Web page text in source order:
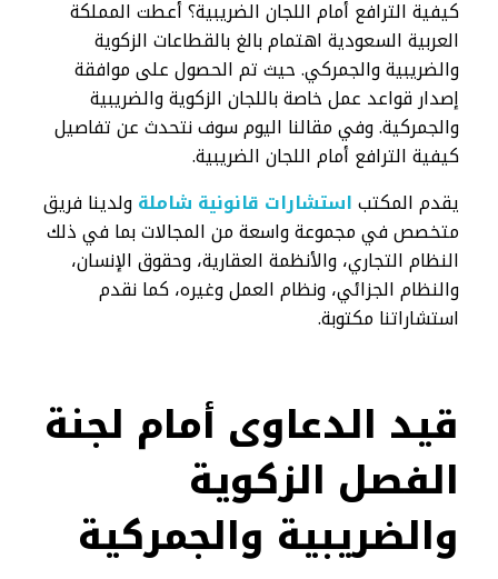
كيفية الترافع أمام اللجان الضريبية؟ أعطت المملكة
العربية السعودية اهتمام بالغ بالقطاعات الزكوية
والضريبية والجمركي. حيث تم الحصول على موافقة
إصدار قواعد عمل خاصة باللجان الزكوية والضريبية
والجمركية. وفي مقالنا اليوم سوف نتحدث عن تفاصيل
كيفية الترافع أمام اللجان الضريبية.
يقدم المكتباستشارات قانونية شاملةولدينا فريق
متخصص في مجموعة واسعة من المجالات بما في ذلك
النظام التجاري، والأنظمة العقارية، وحقوق الإنسان،
والنظام الجزائي، ونظام العمل وغيره، كما نقدم
استشاراتنا مكتوبة.
قيد الدعاوى أمام لجنة
الفصل الزكوية
والضريبية والجمركية